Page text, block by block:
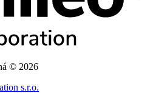
© 2026
s.r.o.